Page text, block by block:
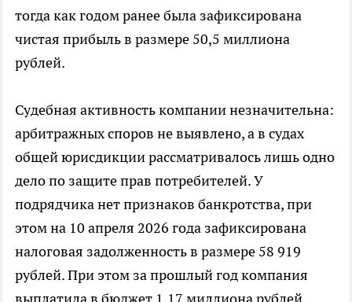
тогда как годом ранее была зафиксирована
чистая прибыль в размере 50,5 миллиона
рублей.
Судебная активность компании незначительна:
арбитражных споров не выявлено, а в судах
общей юрисдикции рассматривалось лишь одно
дело по защите прав потребителей. У
подрядчика нет признаков банкротства, при
этом на 10 апреля 2026 года зафиксирована
налоговая задолженность в размере 58 919
рублей. При этом за прошлый год компания